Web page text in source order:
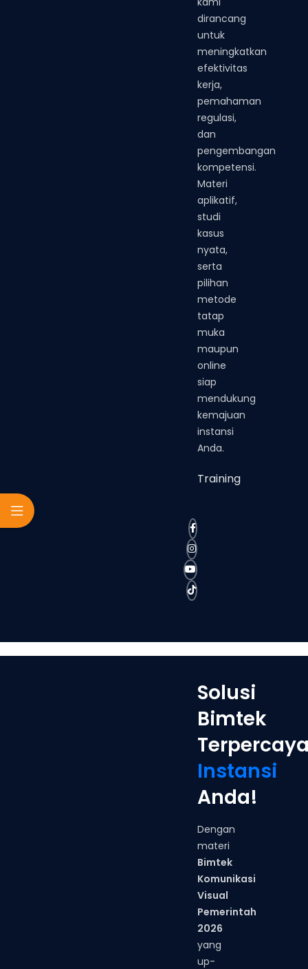
dirancang
untuk
meningkatkan
efektivitas
kerja,
pemahaman
regulasi,
dan
pengembangan
kompetensi.
Materi
aplikatif,
studi
kasus
nyata,
serta
pilihan
metode
tatap
muka
maupun
online
siap
mendukung
kemajuan
instansi
Anda.
Training
Solusi
Bimtek
Instansi
Anda!
Dengan
materi
Bimtek
Komunikasi
Visual
Pemerintah
2026
yang
up-